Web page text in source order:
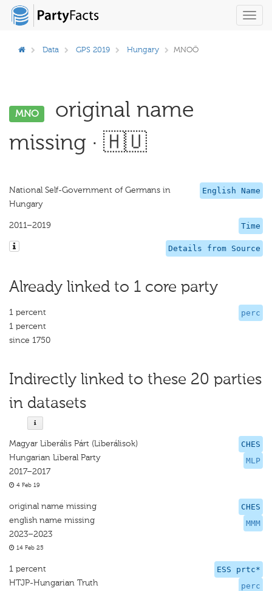
Data GPS 2019 Hungary MNOÖ
MNO
original name
missing · 🇭🇺
English Name
National Self-Government of Germans in
Hungary
Time
2011–2019
Details from Source
Already linked to 1 core party
perc
1 percent
1 percent
since 1750
Indirectly linked to these 20 parties
in datasets
CHES
MLP
Magyar Liberális Párt (Liberálisok)
Hungarian Liberal Party
2017–2017
4 Feb 19
CHES
MMM
original name missing
english name missing
2023–2023
14 Feb 25
ESS prtc*
perc
1 percent
HTJP-Hungarian Truth